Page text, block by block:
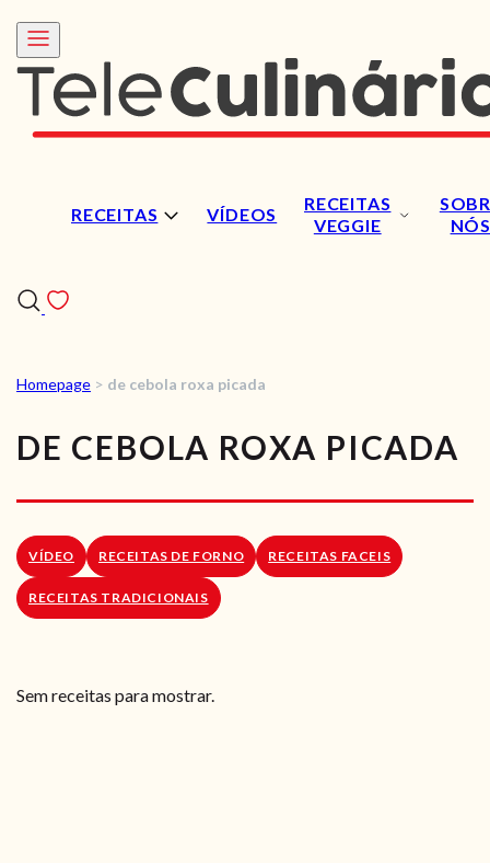
RECEITAS VÍDEOS
RECEITAS
VEGGIE
NÓS
RECEITAS
VÍDEOS
RECEITAS VEGGIE
SOBRE NÓS
LOJA ONLINE
Homepage > de cebola roxa picada
DE CEBOLA ROXA PICADA
VÍDEO RECEITAS DE FORNO RECEITAS FACEIS
RECEITAS TRADICIONAIS
Sem receitas para mostrar.